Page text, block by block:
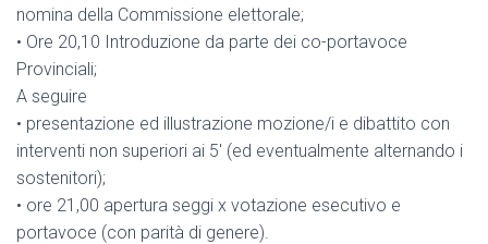
nomina della Commissione elettorale;
•⁠ ⁠Ore 20,10 Introduzione da parte dei co-portavoce
Provinciali;
A seguire
•⁠ ⁠presentazione ed illustrazione mozione/i e dibattito con
interventi non superiori ai 5′ (ed eventualmente alternando i
sostenitori);
•⁠ ⁠ore 21,00 apertura seggi x votazione esecutivo e
portavoce (con parità di genere).